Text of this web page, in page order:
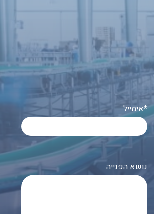
אימייל*
נושא הפנייה